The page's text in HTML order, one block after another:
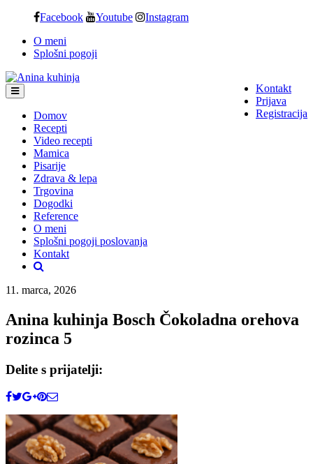
content
Facebook Youtube Instagram
O meni
Splošni pogoji
Kontakt
Prijava
Registracija
Domov
Recepti
Video recepti
Mamica
Pisarije
Zdrava & lepa
Trgovina
Dogodki
Reference
O meni
Splošni pogoji poslovanja
Kontakt
11. marca, 2026
Anina kuhinja Bosch Čokoladna orehova
rozinca 5
Delite s prijatelji: